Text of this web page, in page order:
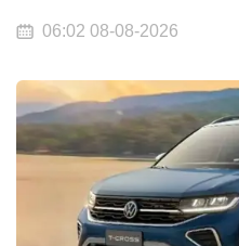
06:02 08-08-2026